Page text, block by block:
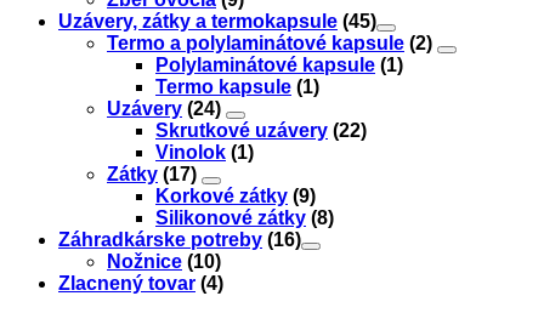
Uzávery, zátky a termokapsule (45)
Termo a polylaminátové kapsule (2)
Polylaminátové kapsule (1)
Termo kapsule (1)
Uzávery (24)
Skrutkové uzávery (22)
Vinolok (1)
Zátky (17)
Korkové zátky (9)
Silikonové zátky (8)
Záhradkárske potreby (16)
Nožnice (10)
Zlacnený tovar (4)